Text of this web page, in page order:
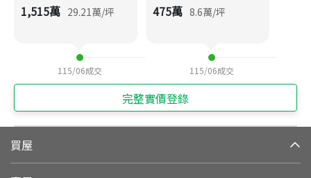
1,515萬 29.21萬/坪
115/06成交
475萬 8.6萬/坪
115/06成交
完整實價登錄
買屋